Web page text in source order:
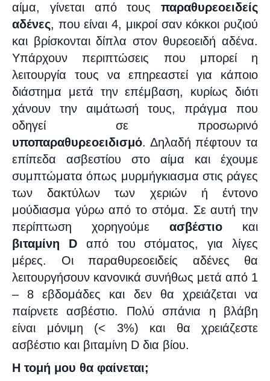
αίμα, γίνεται από τους παραθυρεοειδείς
αδένες, που είναι 4, μικροί σαν κόκκοι ρυζιού
και βρίσκονται δίπλα στον θυρεοειδή αδένα.
Υπάρχουν περιπτώσεις που μπορεί η
λειτουργία τους να επηρεαστεί για κάποιο
διάστημα μετά την επέμβαση, κυρίως διότι
χάνουν την αιμάτωσή τους, πράγμα που
οδηγεί σε προσωρινό
υποπαραθυρεοειδισμό. Δηλαδή πέφτουν τα
επίπεδα ασβεστίου στο αίμα και έχουμε
συμπτώματα όπως μυρμήγκιασμα στις ράγες
των δακτύλων των χεριών ή έντονο
μούδιασμα γύρω από το στόμα. Σε αυτή την
περίπτωση χορηγούμε ασβέστιο και
βιταμίνη Dαπό του στόματος, για λίγες
μέρες. Οι παραθυρεοειδείς αδένες θα
λειτουργήσουν κανονικά συνήθως μετά από 1
– 8 εβδομάδες και δεν θα χρειάζεται να
παίρνετε ασβέστιο. Πολύ σπάνια η βλάβη
είναι μόνιμη (< 3%) και θα χρειάζεστε
ασβέστιο και βιταμίνη D δια βίου.
Η τομή μου θα φαίνεται;